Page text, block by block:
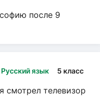
после 9
Русский язык 5 класс
смотрел телевизор